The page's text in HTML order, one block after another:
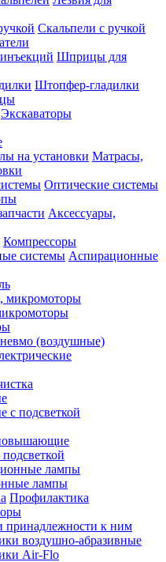
Скальпели с ручкой
Шприцы для
Штопфер-гладилки
Экскаваторы
Матрасы,
Оптические системы
Аксессуары,
Компрессоры
Аспирационные
(воздушные)
с подсветкой
лампы
Профилактика
принадлежности к ним
воздушно-абразивные
Air-Flo